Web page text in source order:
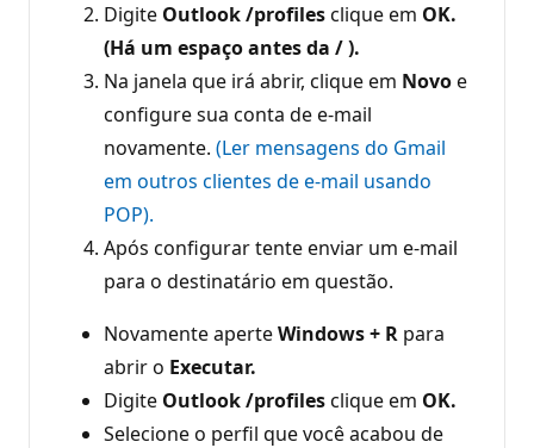
Digite Outlook /profilesclique em OK.
(Há um espaço antes da / ).
Na janela que irá abrir, clique em Novoe
configure sua conta de e-mail
novamente. (Ler mensagens do Gmail
em outros clientes de e-mail usando
POP).
Após configurar tente enviar um e-mail
para o destinatário em questão.
Novamente aperteWindows + R para
abrir o Executar.
Digite Outlook /profilesclique em OK.
Selecione o perfil que você acabou de